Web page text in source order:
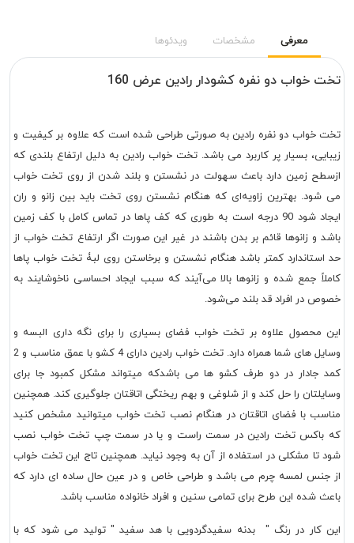
معرفی مشخصات ویدئوها
تخت خواب دو نفره کشودار رادین عرض 160
تخت خواب دو نفره رادین به صورتی طراحی شده است که علاوه بر کیفیت و
زیبایی، بسیار پر کاربرد می باشد. تخت خواب رادین به دلیل ارتفاع بلندی که
ازسطح زمین دارد باعث سهولت در نشستن و بلند شدن از روی تخت خواب
می شود. بهترین زاویه‌ای که هنگام نشستن روی تخت باید بین زانو و ران
ایجاد شود 90 درجه است به طوری که کف پاها در تماس کامل با کف زمین
باشد و زانوها قائم بر بدن باشند در غیر این صورت اگر ارتفاع تخت خواب از
حد استاندارد کمتر باشد هنگام نشستن و برخاستن روی لبۀ تخت خواب پاها
کاملاً جمع شده و زانوها بالا می­‌آیند که سبب ایجاد احساسی ناخوشایند به‌
خصوص در افراد قد بلند می‌­شود.
این محصول علاوه بر تخت خواب فضای بسیاری را برای نگه داری البسه و
وسایل های شما همراه دارد. تخت خواب رادین دارای 4 کشو با عمق مناسب و 2
کمد جادار در دو طرف کشو ها می باشدکه میتواند مشکل کمبود جا برای
وسایلتان را حل کند و از شلوغی و بهم ریختگی اتاقتان جلوگیری کند. همچنین
مناسب با فضای اتاقتان در هنگام نصب تخت خواب میتوانید مشخص کنید
که باکس تخت رادین در سمت راست و یا در سمت چپ تخت خواب نصب
شود تا مشکلی در استفاده از آن به وجود نیاید. همچنین تاج این تخت خواب
از جنس لمسه چرم می باشد و طراحی خاص و در عین حال ساده ای دارد که
باعث شده این طرح برای تمامی سنین و افراد خانواده مناسب باشد.
این کار در رنگ " بدنه سفیدگردویی با هد سفید " تولید می شود که با